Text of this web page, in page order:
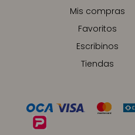
Mis compras
Favoritos
Escribinos
Tiendas